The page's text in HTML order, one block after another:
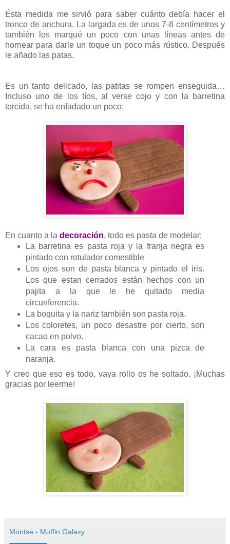
Ésta medida me sirvió para saber cuánto debía hacer el
tronco de anchura. La largada es de unos 7-8 centímetros y
también los marqué un poco con unas líneas antes de
hornear para darle un toque un poco más rústico. Después
le añado las patas.
Es un tanto delicado, las patitas se rompen enseguida…
Incluso uno de los tíos, al verse cojo y con la barretina
torcida, se ha enfadado un poco:
En cuanto a la decoración, todo es pasta de modelar:
La barretina es pasta roja y la franja negra es
pintado con rotulador comestible
Los ojos son de pasta blanca y pintado el iris.
Los que estan cerrados están hechos con un
pajita a la que le he quitado media
circunferencia.
La boquita y la nariz también son pasta roja.
Los coloretes, un poco desastre por cierto, son
cacao en polvo.
La cara es pasta blanca con una pizca de
naranja.
Y creo que eso es todo, vaya rollo os he soltado. ¡Muchas
gracias por leerme!
Montse - Muffin Galaxy